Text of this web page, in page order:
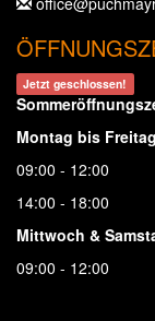
Jetzt geschlossen!
Montag bis
09:00 - 12:00
14:00 - 18:00
Mittwoch &
09:00 - 12:00